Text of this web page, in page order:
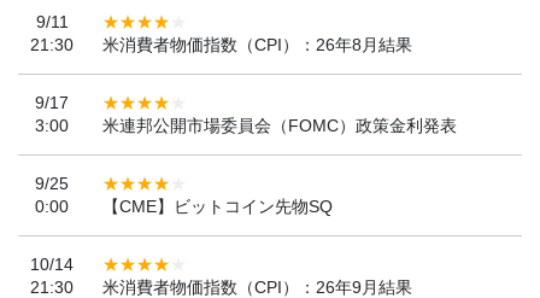
9/11
21:30
米消費者物価指数（CPI）：26年8月結果
9/17
3:00
米連邦公開市場委員会（FOMC）政策金利発表
9/25
0:00
【CME】ビットコイン先物SQ
10/14
21:30
米消費者物価指数（CPI）：26年9月結果